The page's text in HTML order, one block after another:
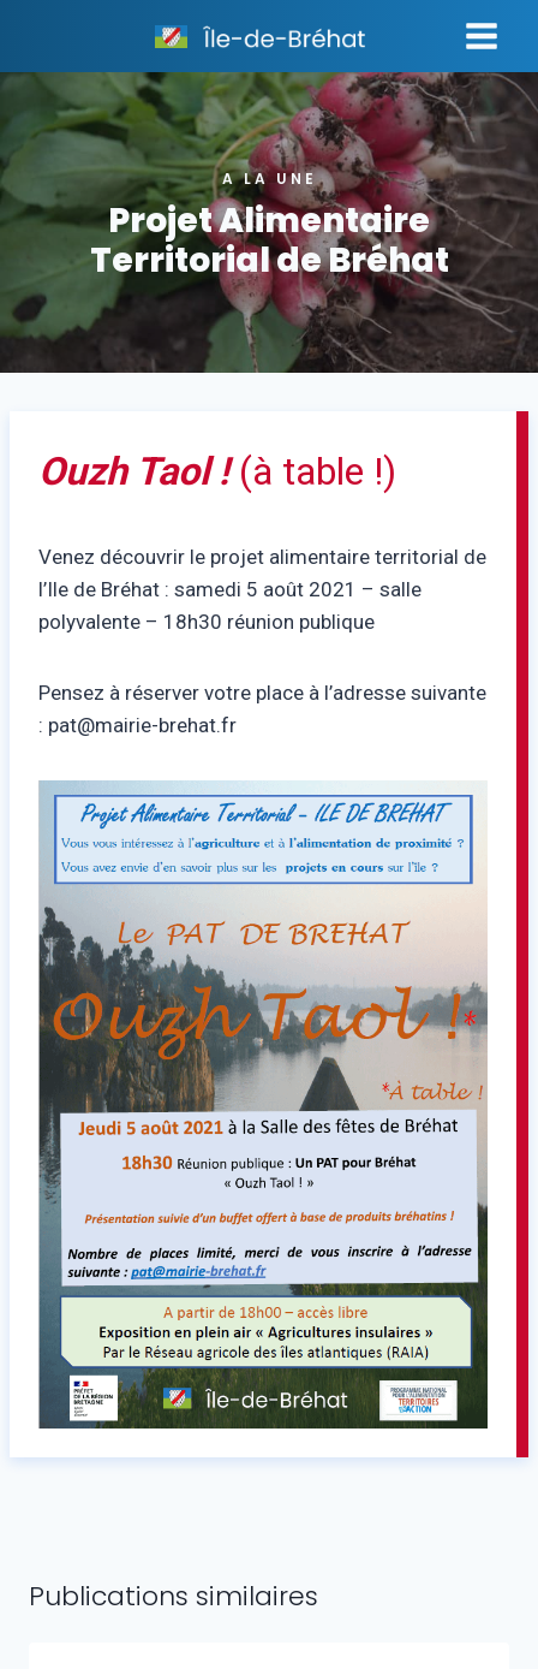
contenu
A LA UNE
Projet Alimentaire
Territorial de Bréhat
Ouzh Taol !(à table !)
Venez découvrir le projet alimentaire territorial de
l’Ile de Bréhat : samedi 5 août 2021 – salle
polyvalente – 18h30 réunion publique
Pensez à réserver votre place à l’adresse suivante
: pat@mairie-brehat.fr
Publications similaires